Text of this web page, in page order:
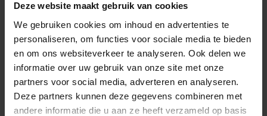
Deze website maakt gebruik van cookies
We gebruiken cookies om inhoud en advertenties te
personaliseren, om functies voor sociale media te bieden
en om ons websiteverkeer te analyseren. Ook delen we
informatie over uw gebruik van onze site met onze
partners voor social media, adverteren en analyseren.
Deze partners kunnen deze gegevens combineren met
andere informatie die u aan ze heeft verzameld op basis